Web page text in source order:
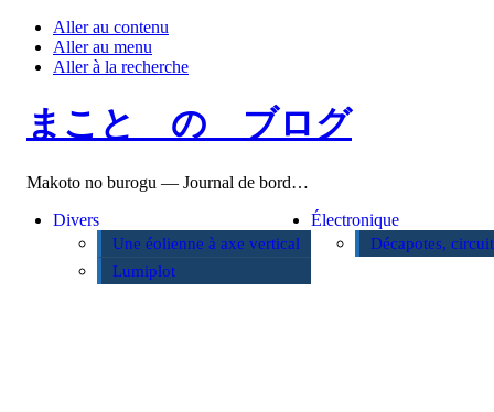
Aller au contenu
Aller au menu
Aller à la recherche
まこと の ブログ
Makoto no burogu — Journal de bord…
Divers
Une éolienne à axe vertical
Lumiplot
Électronique
Décapotes,